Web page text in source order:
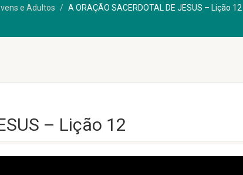
e Adultos A ORAÇÃO SACERDOTAL DE JESUS – Lição 12
– Lição 12